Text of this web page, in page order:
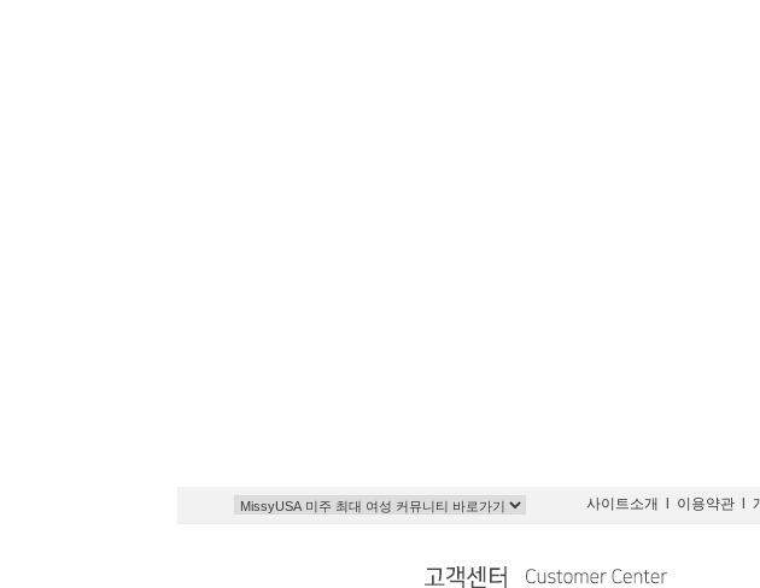
사이트소개 이용약관